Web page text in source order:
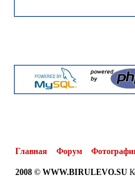
Главная Форум
2008 © WWW.BIRULEVO.SU